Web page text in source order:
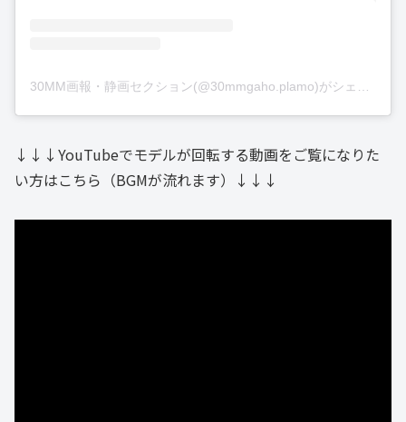
↓↓↓YouTubeでモデルが回転する動画をご覧になりた
い方はこちら（BGMが流れます）↓↓↓